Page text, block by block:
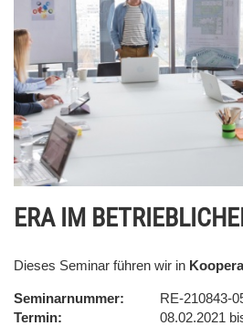
ERA IM
Dieses Seminar führen wir in
Seminarnummer
RE-210843-
Termin
08.02.2021